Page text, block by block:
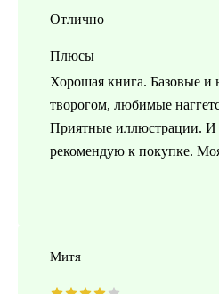
Отлично
Плюсы
Хорошая книга. Базовые и
творогом, любимые
Приятные иллюстрации. И
рекомендую к покупке.
Митя